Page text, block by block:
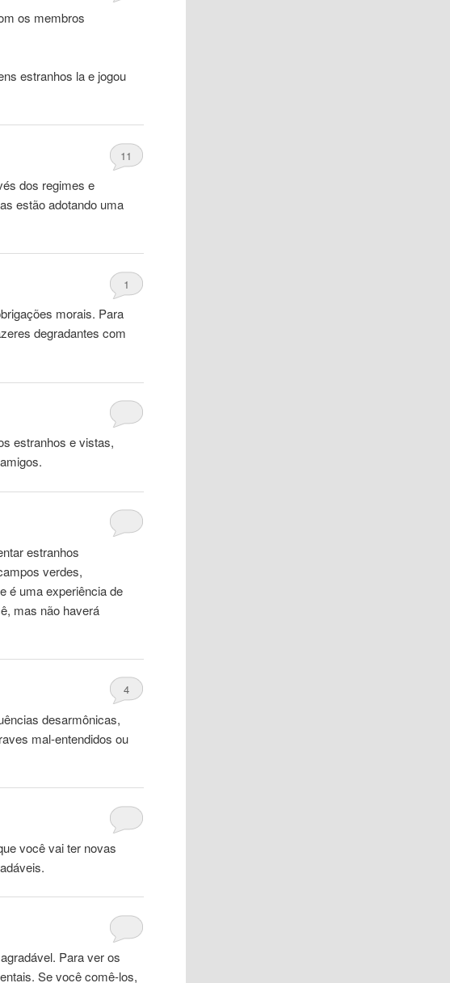
os membros
estranhos la e jogou
11
dos regimes e
estão adotando uma
1
morais. Para
degradantes com
estranhos e vistas,
estranhos
verdes,
é uma experiência de
mas não haverá
4
desarmônicas,
mal-entendidos ou
você vai ter novas
Para ver os
Se você comê-los,